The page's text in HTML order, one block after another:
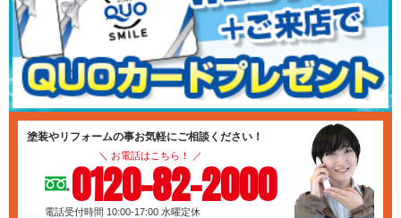
塗装やリフォームの事お気軽にご相談ください！
＼ お電話はこちら！ ／
0120-82-2000
電話受付時間 10:00-17:00 水曜定休